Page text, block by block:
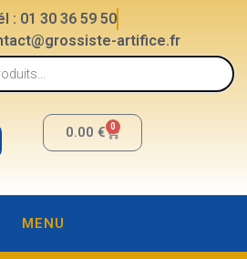
: 01 30 36 59 50
artifice.fr
0.00 € 0